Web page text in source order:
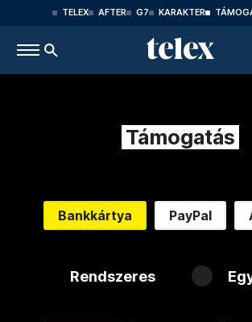
TELEX AFTER G7 KARAKTER
Támogatás
Bankkártya PayPal
Rendszeres